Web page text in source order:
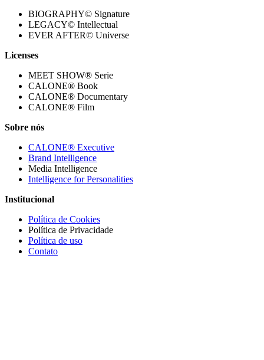
BIOGRAPHY© Signature
LEGACY© Intellectual
EVER AFTER© Universe
Licenses
MEET SHOW® Serie
CALONE® Book
CALONE® Documentary
CALONE® Film
Sobre nós
CALONE® Executive
Brand Intelligence
Media Intelligence
Intelligence for Personalities
Institucional
Política de Cookies
Política de Privacidade
Política de uso
Contato